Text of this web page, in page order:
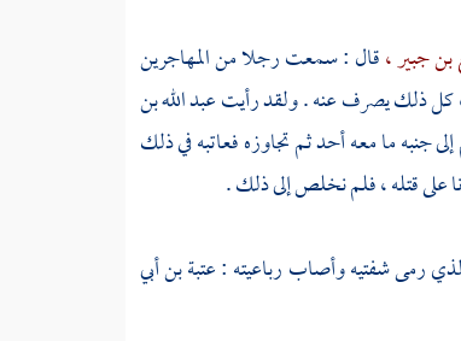
بن جبير ،قال : سمعت رجلا من المهاجرين
، كل ذلك يصرف عنه . ولقد رأيتعبد الله بن
جنبه ما معه أحد ثم تجاوزه فعاتبه في ذلك
على قتله ، فلم نخلص إلى ذلك .
رمى شفتيه وأصاب رباعيته :عتبة بن أبي